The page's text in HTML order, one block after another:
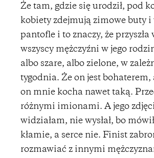
Że tam, gdzie się urodził, pod
kobiety zdejmują zimowe buty i
pantofle i to znaczy, że przyszła
wszyscy mężczyźni w jego
albo szare, albo zielone, w
tygodnia. Że on jest
on mnie kocha nawet taką.
różnymi imionami. A jego
widziałam, nie wysłał, bo
kłamie, a serce nie. Finist
rozmawiać z innymi